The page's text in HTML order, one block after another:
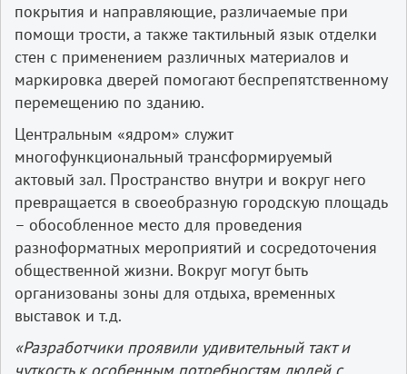
покрытия и направляющие, различаемые при
помощи трости, а также тактильный язык отделки
стен с применением различных материалов и
маркировка дверей помогают беспрепятственному
перемещению по зданию.
Центральным «ядром» служит
многофункциональный трансформируемый
актовый зал. Пространство внутри и вокруг него
превращается в своеобразную городскую площадь
– обособленное место для проведения
разноформатных мероприятий и сосредоточения
общественной жизни. Вокруг могут быть
организованы зоны для отдыха, временных
выставок и т.д.
«Разработчики проявили удивительный такт и